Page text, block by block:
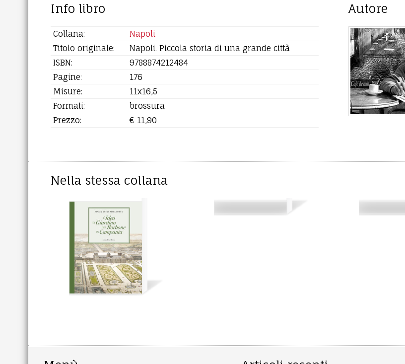
Info libro
Collana:
Napoli
Titolo originale:
Napoli. Piccola storia di una grande città
ISBN:
9788874212484
Pagine:
176
Misure:
11x16,5
Formati:
brossura
Prezzo:
€ 11,90
Autore
Nella stessa collana